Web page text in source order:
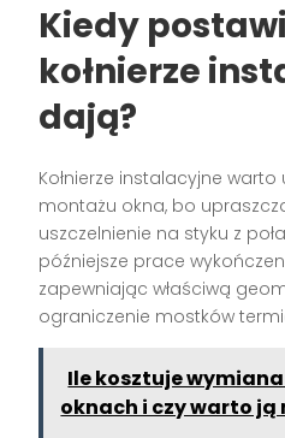
Kiedy
kołnierze
dają?
Kołnierze instalacyjne
montażu okna, bo
uszczelnienie na styku z
późniejsze prace
zapewniając właściwą
ograniczenie mostków
Ile kosztuje
oknach i czy warto ją